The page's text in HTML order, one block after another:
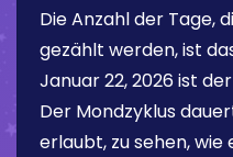
Die Anzahl der Tage,
gezählt werden, ist
Januar 22, 2026 ist
Der Mondzyklus
erlaubt, zu sehen,